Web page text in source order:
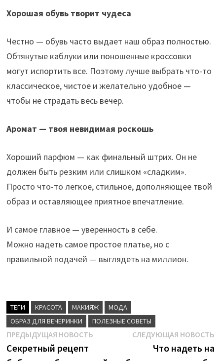
Хорошая обувь творит чудеса
Честно — обувь часто выдает наш образ полностью.
Обтянутые каблуки или поношенные кроссовки
могут испортить все. Поэтому лучше выбрать что-то
классическое, чистое и желательно удобное —
чтобы не страдать весь вечер.
Аромат — твоя невидимая роскошь
Хороший парфюм — как финальный штрих. Он не
должен быть резким или слишком «сладким».
Просто что-то легкое, стильное, дополняющее твой
образ и оставляющее приятное впечатление.
И самое главное — уверенность в себе.
Можно надеть самое простое платье, но с
правильной подачей — выглядеть на миллион.
ТЕГИ КРАСОТА МАКИЯЖ
МОДА
ОБРАЗ ДЛЯ ВЕЧЕРИНКИ
ПОЛЕЗНЫЕ СОВЕТЫ
Навигация
по
ПРЕДЫДУЩАЯ НОВОСТЬПредыдущая
Секретный рецепт
СЛЕДУЮЩАЯ НОВОСТЬ
Что надеть на